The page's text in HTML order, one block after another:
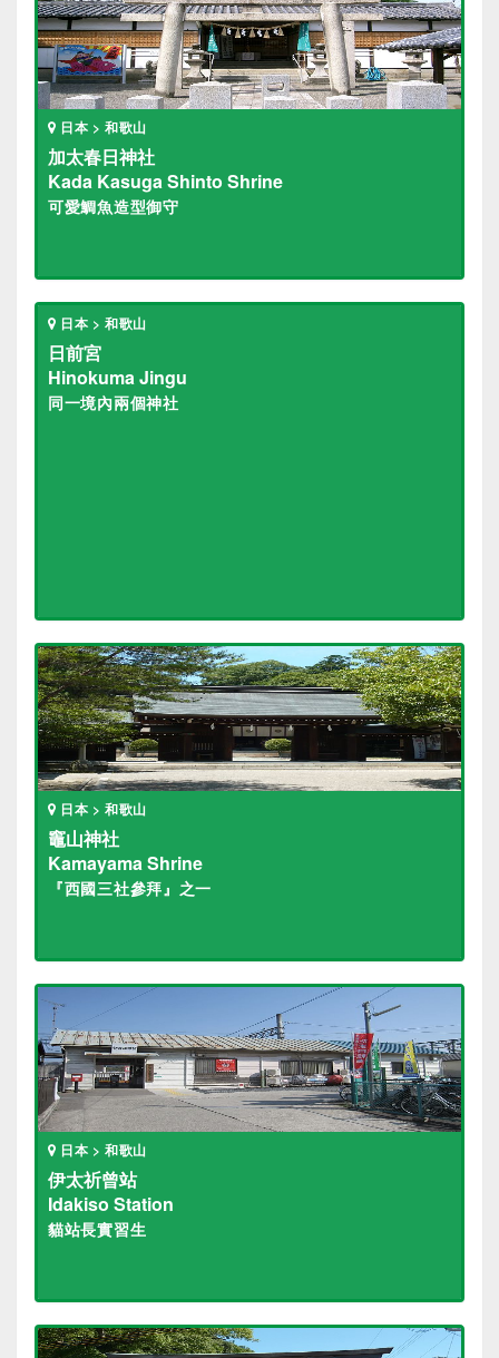
日本 > 和歌山
加太春日神社
Kada Kasuga Shinto Shrine
可愛鯛魚造型御守
日本 > 和歌山
日前宮
Hinokuma Jingu
同一境內兩個神社
日本 > 和歌山
竈山神社
Kamayama Shrine
『西國三社參拜』之一
日本 > 和歌山
伊太祈曾站
Idakiso Station
貓站長實習生